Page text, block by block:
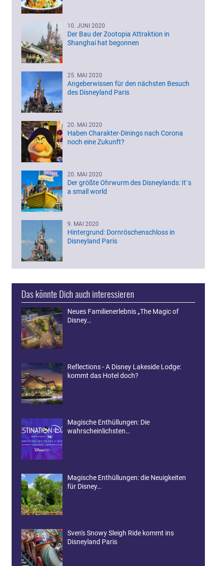
10. JUNI 2020
Der Bau der Zootopia Attraktion in
Shanghai hat begonnen
25. MAI 2020
Angeberwissen für den nächsten Besuch
des Disneyland Paris
20. MAI 2020
Haben Charakter-Dinings nach Corona
noch eine Zukunft?
20. MAI 2020
Der größte Ohrwurm des Disneylands: It´s
a small world
9. MAI 2020
Hintergrund: Dornröschenschloss in
Disneyland Paris
Das könnte Dich auch interessieren
Neues Familienerlebnis „The Magic of
Disney…
Reflections - A Disney Lakeside Lodge:
kommt das Hotel doch?
Magische Enthüllungen: Die
wahrscheinlichsten…
Magische Enthüllungen: die Neuigkeiten
für Disney…
Sven's Snowy Sleigh Ride kommt ins
Disneyland Paris